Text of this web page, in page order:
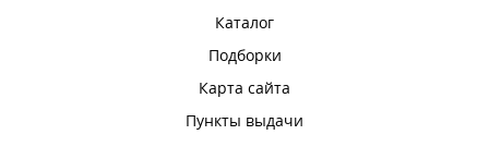
Каталог
Подборки
Карта сайта
Пункты выдачи